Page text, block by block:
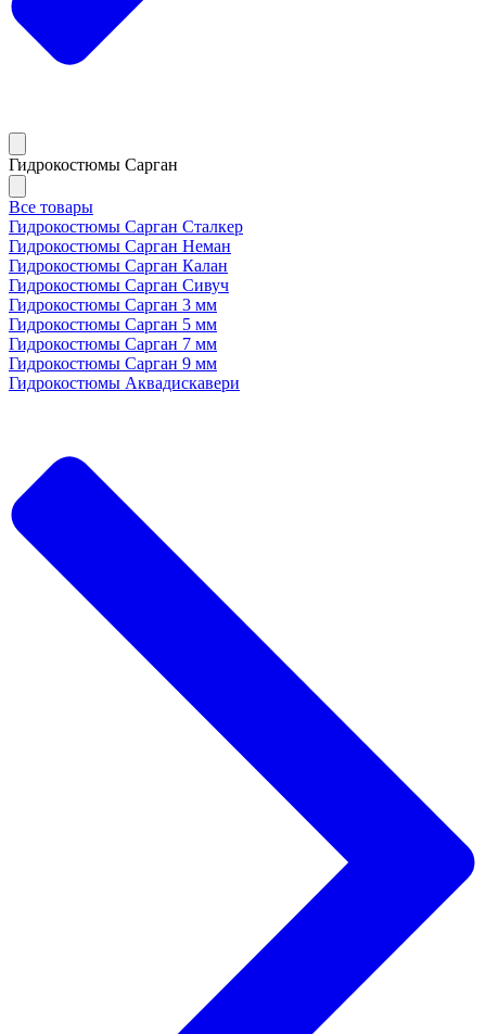
Гидрокостюмы Сарган
Все товары
Гидрокостюмы Сарган Сталкер
Гидрокостюмы Сарган Неман
Гидрокостюмы Сарган Калан
Гидрокостюмы Сарган Сивуч
Гидрокостюмы Сарган 3 мм
Гидрокостюмы Сарган 5 мм
Гидрокостюмы Сарган 7 мм
Гидрокостюмы Сарган 9 мм
Гидрокостюмы Аквадискавери